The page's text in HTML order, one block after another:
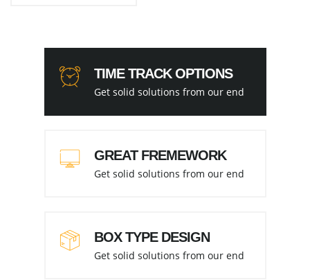
TIME TRACK OPTIONS
Get solid solutions from our end
GREAT FREMEWORK
Get solid solutions from our end
BOX TYPE DESIGN
Get solid solutions from our end